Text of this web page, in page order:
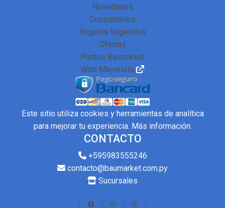
Novedades
Consumibles
Regalos Sugeridos
Ofertas
Puntos Baumarket
Web Mayorista
CONTACTO
+595983555246
contacto@baumarket.com.py
Sucursales
Este sitio utiliza cookies y herramientas de analítica
para mejorar tu experiencia. Más información.